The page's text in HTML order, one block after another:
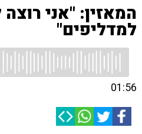
המאזין: "אני
למדליפים"
01:56